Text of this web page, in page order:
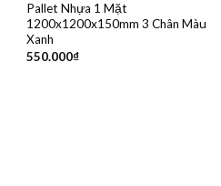
Pallet Nhựa 1 Mặt
1200x1200x150mm 3 Chân Màu
Xanh
550.000₫